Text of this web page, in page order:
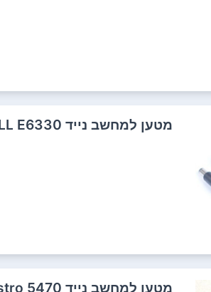
מטען למחשב נייד DELL E6330 דל
מטען למחשב נייד DELL Vostro 5470 דל